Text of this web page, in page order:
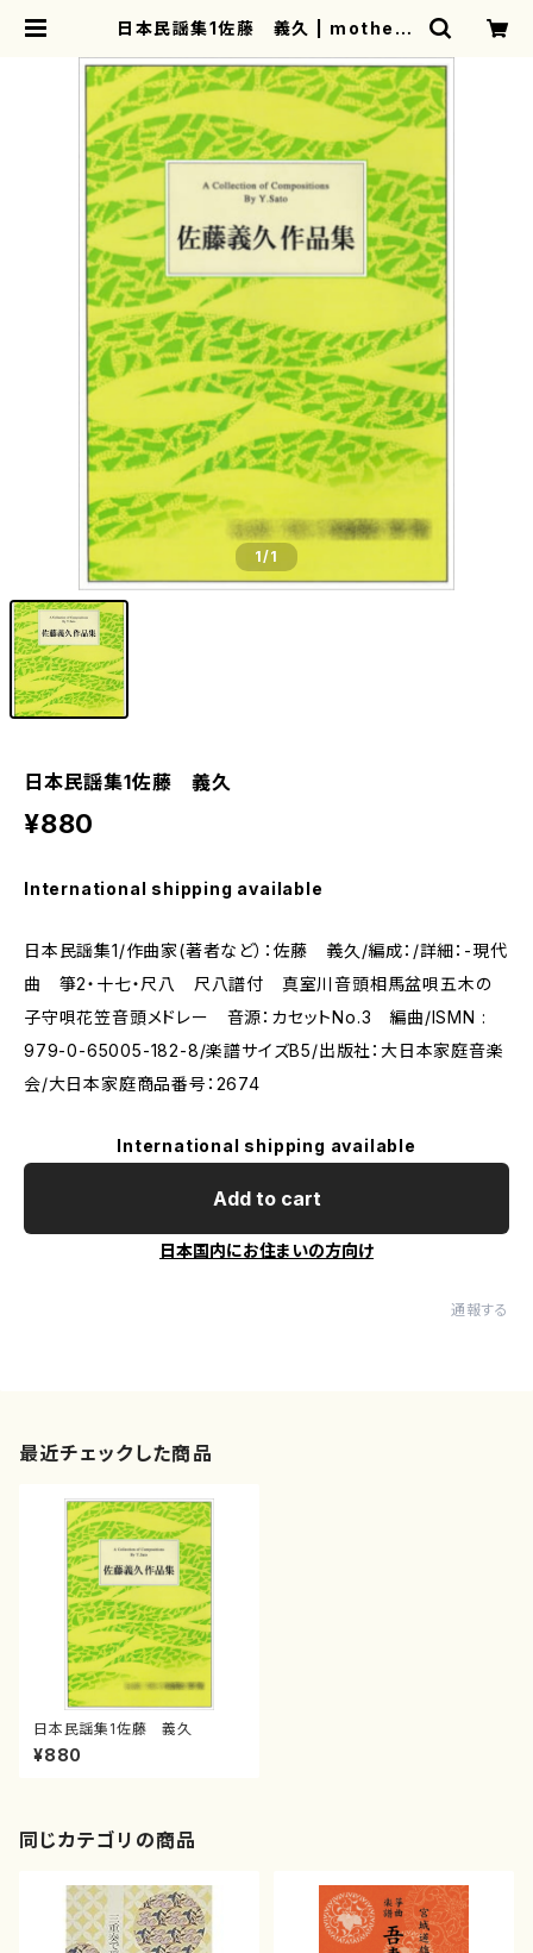
日本民謡集1佐藤 義久 | mothere
1/1
日本民謡集1佐藤 義久
¥880
International shipping available
日本民謡集1/作曲家(著者など）：佐藤 義久/編成：/詳細：-現代
曲 箏2・十七・尺八 尺八譜付 真室川音頭相馬盆唄五木の
子守唄花笠音頭メドレー 音源：カセットNo.3 編曲/ISMN :
979-0-65005-182-8/楽譜サイズB5/出版社：大日本家庭音楽
会/大日本家庭商品番号：2674
International shipping available
Add to cart
日本国内にお住まいの方向け
通報する
最近チェックした商品
日本民謡集1佐藤 義久
¥880
同じカテゴリの商品